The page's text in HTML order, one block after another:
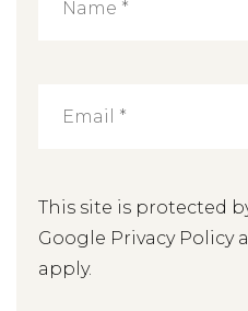
This site is protected
Google Privacy Policy
apply.